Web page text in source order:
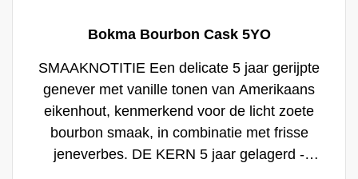
Bokma Bourbon Cask 5YO
SMAAKNOTITIE Een delicate 5 jaar gerijpte
genever met vanille tonen van Amerikaans
eikenhout, kenmerkend voor de licht zoete
bourbon smaak, in combinatie met frisse
jeneverbes. DE KERN 5 jaar gelagerd -